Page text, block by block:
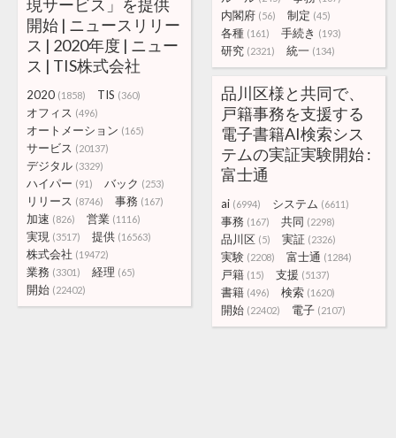
内閣府 (56) 制定 (45)
各種 (161) 手続き (193)
研究 (2321) 統一 (134)
現サービス」を提供
開始 | ニュースリリー
ス | 2020年度 | ニュー
ス | TIS株式会社
2020 (1858) TIS (360)
オフィス (496)
オートメーション (165)
サービス (20137)
デジタル (3329)
ハイパー (91) バック (253)
リリース (8746) 事務 (167)
加速 (826) 営業 (1116)
実現 (3517) 提供 (16563)
株式会社 (19472)
業務 (3301) 経理 (65)
開始 (22402)
品川区様と共同で、
戸籍事務を支援する
電子書籍AI検索シス
テムの実証実験開始 :
富士通
ai (6994) システム (6611)
事務 (167) 共同 (2298)
品川区 (5) 実証 (2326)
実験 (2208) 富士通 (1284)
戸籍 (15) 支援 (5137)
書籍 (496) 検索 (1620)
開始 (22402) 電子 (2107)